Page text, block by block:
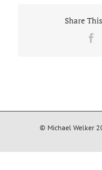
Share
© Michael Welker